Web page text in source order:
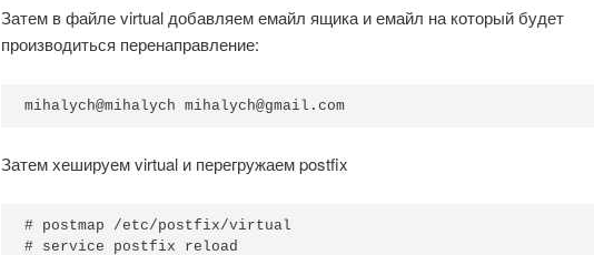
Затем в файле virtual добавляем емайл ящика и емайл на который будет
производиться перенаправление:
Затем хешируем virtual и перегружаем postfix
# postmap /etc/postfix/virtual
# service postfix reload